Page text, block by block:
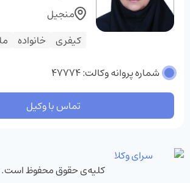
کیفری خانواده
منجیل
شماره پروانه وکالت: 47774
تماس با وکیل
کلیه‌ی حقوق محفوظ است.